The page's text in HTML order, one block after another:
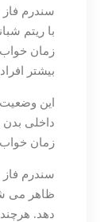
با ریتم
زمان خواب
بیشتر
این
داخلی بدن
زمان
سندرم فاز
ظاهر می
دهد.